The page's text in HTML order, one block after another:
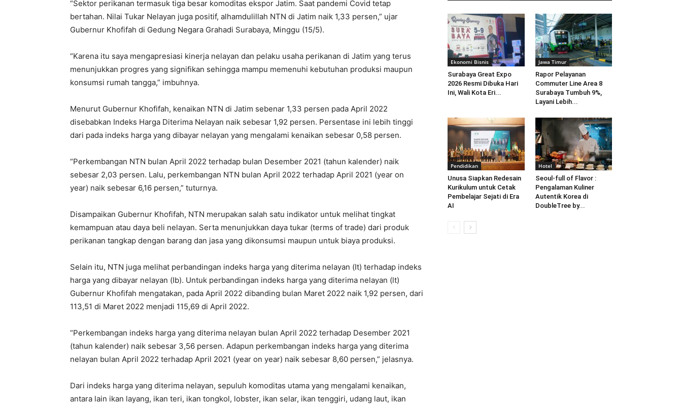
“Sektor perikanan termasuk tiga besar komoditas ekspor Jatim. Saat pandemi Covid tetap
bertahan. Nilai Tukar Nelayan juga positif, alhamdulillah NTN di Jatim naik 1,33 persen,” ujar
Gubernur Khofifah di Gedung Negara Grahadi Surabaya, Minggu (15/5).
“Karena itu saya mengapresiasi kinerja nelayan dan pelaku usaha perikanan di Jatim yang terus
menunjukkan progres yang signifikan sehingga mampu memenuhi kebutuhan produksi maupun
konsumsi rumah tangga,” imbuhnya.
Menurut Gubernur Khofifah, kenaikan NTN di Jatim sebenar 1,33 persen pada April 2022
disebabkan Indeks Harga Diterima Nelayan naik sebesar 1,92 persen. Persentase ini lebih tinggi
dari pada indeks harga yang dibayar nelayan yang mengalami kenaikan sebesar 0,58 persen.
“Perkembangan NTN bulan April 2022 terhadap bulan Desember 2021 (tahun kalender) naik
sebesar 2,03 persen. Lalu, perkembangan NTN bulan April 2022 terhadap April 2021 (year on
year) naik sebesar 6,16 persen,” tuturnya.
Disampaikan Gubernur Khofifah, NTN merupakan salah satu indikator untuk melihat tingkat
kemampuan atau daya beli nelayan. Serta menunjukkan daya tukar (terms of trade) dari produk
perikanan tangkap dengan barang dan jasa yang dikonsumsi maupun untuk biaya produksi.
Selain itu, NTN juga melihat perbandingan indeks harga yang diterima nelayan (It) terhadap indeks
harga yang dibayar nelayan (Ib). Untuk perbandingan indeks harga yang diterima nelayan (lt)
Gubernur Khofifah mengatakan, pada April 2022 dibanding bulan Maret 2022 naik 1,92 persen, dari
113,51 di Maret 2022 menjadi 115,69 di April 2022.
“Perkembangan indeks harga yang diterima nelayan bulan April 2022 terhadap Desember 2021
(tahun kalender) naik sebesar 3,56 persen. Adapun perkembangan indeks harga yang diterima
nelayan bulan April 2022 terhadap April 2021 (year on year) naik sebesar 8,60 persen,” jelasnya.
Dari indeks harga yang diterima nelayan, sepuluh komoditas utama yang mengalami kenaikan,
antara lain ikan layang, ikan teri, ikan tongkol, lobster, ikan selar, ikan tenggiri, udang laut, ikan
Ekonomi Bisnis
Surabaya Great Expo
2026 Resmi Dibuka Hari
Ini, Wali Kota Eri...
Jawa Timur
Rapor Pelayanan
Commuter Line Area 8
Surabaya Tumbuh 9%,
Layani Lebih...
Pendidikan
Unusa Siapkan Redesain
Kurikulum untuk Cetak
Pembelajar Sejati di Era
AI
Hotel
Seoul-full of Flavor :
Pengalaman Kuliner
Autentik Korea di
DoubleTree by...